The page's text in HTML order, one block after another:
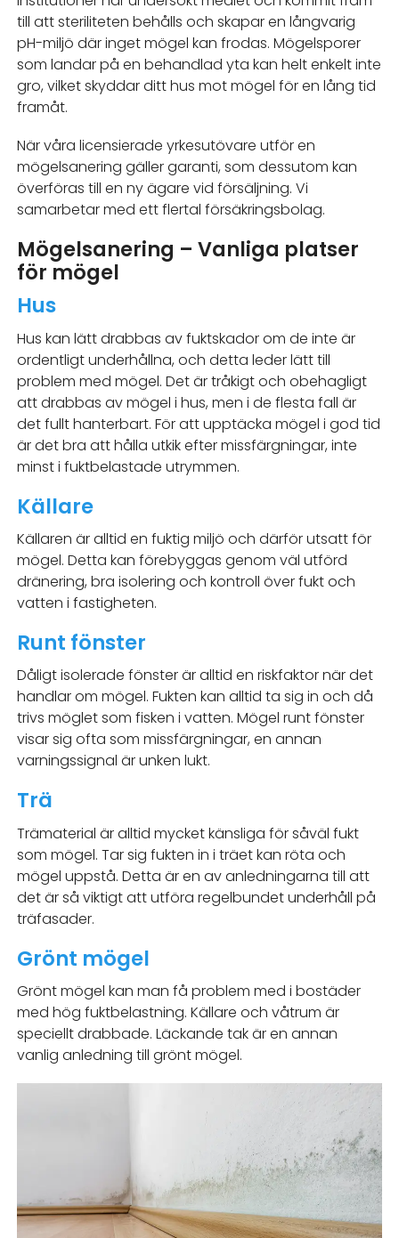
till att steriliteten behålls och skapar en långvarig
pH-miljö där inget mögel kan frodas. Mögelsporer
som landar på en behandlad yta kan helt enkelt inte
gro, vilket skyddar ditt hus mot mögel för en lång tid
framåt.
När våra licensierade yrkesutövare utför en
mögelsanering gäller garanti, som dessutom kan
överföras till en ny ägare vid försäljning. Vi
samarbetar med ett flertal försäkringsbolag.
Mögelsanering – Vanliga platser
för mögel
Hus
Hus kan lätt drabbas av fuktskador om de inte är
ordentligt underhållna, och detta leder lätt till
problem med mögel. Det är tråkigt och obehagligt
att drabbas av mögel i hus, men i de flesta fall är
det fullt hanterbart. För att upptäcka mögel i god tid
är det bra att hålla utkik efter missfärgningar, inte
minst i fuktbelastade utrymmen.
Källare
Källaren är alltid en fuktig miljö och därför utsatt för
mögel. Detta kan förebyggas genom väl utförd
dränering, bra isolering och kontroll över fukt och
vatten i fastigheten.
Runt fönster
Dåligt isolerade fönster är alltid en riskfaktor när det
handlar om mögel. Fukten kan alltid ta sig in och då
trivs möglet som fisken i vatten. Mögel runt fönster
visar sig ofta som missfärgningar, en annan
varningssignal är unken lukt.
Trä
Trämaterial är alltid mycket känsliga för såväl fukt
som mögel. Tar sig fukten in i träet kan röta och
mögel uppstå. Detta är en av anledningarna till att
det är så viktigt att utföra regelbundet underhåll på
träfasader.
Grönt mögel
Grönt mögel kan man få problem med i bostäder
med hög fuktbelastning. Källare och våtrum är
speciellt drabbade. Läckande tak är en annan
vanlig anledning till grönt mögel.